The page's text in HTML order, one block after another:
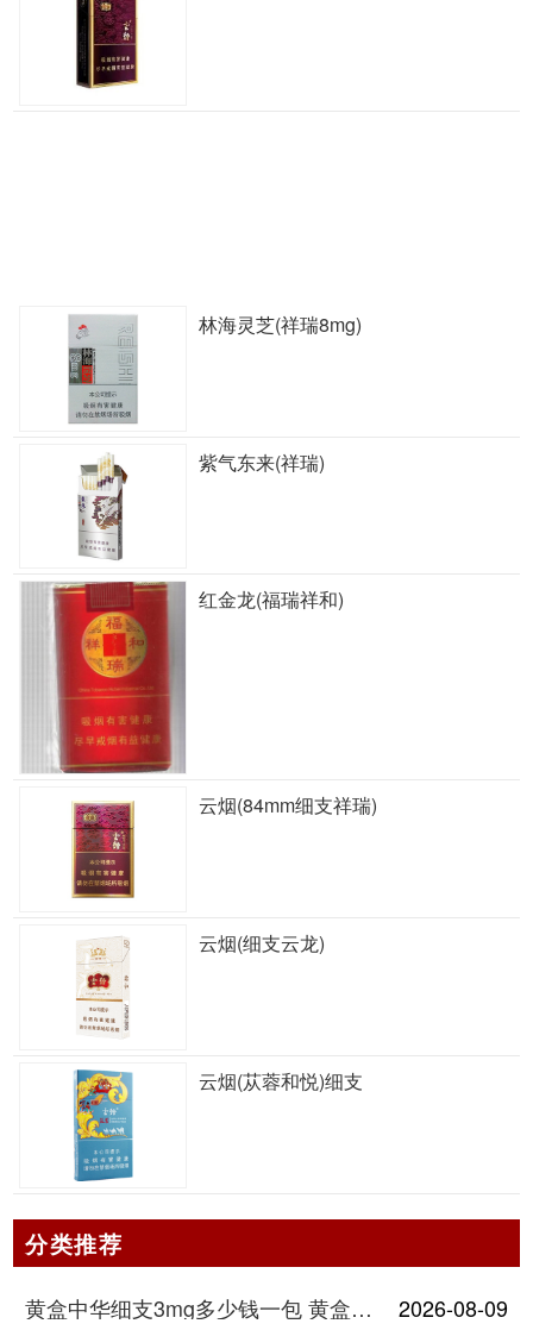
林海灵芝(祥瑞8mg)
紫气东来(祥瑞)
红金龙(福瑞祥和)
云烟(84mm细支祥瑞)
云烟(细支云龙)
云烟(苁蓉和悦)细支
分类推荐
黄盒中华细支3mg多少钱一包 黄盒中华细支3mg香烟价格查询
2026-08-09